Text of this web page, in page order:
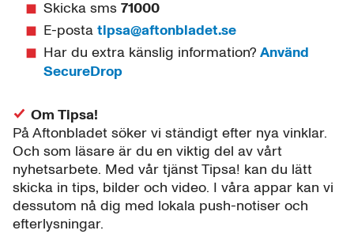
Skicka sms 71000
E-posta tipsa@aftonbladet.se
Har du extra känslig information? Använd
SecureDrop
Om Tipsa!
På Aftonbladet söker vi ständigt efter nya vinklar.
Och som läsare är du en viktig del av vårt
nyhetsarbete. Med vår tjänst Tipsa! kan du lätt
skicka in tips, bilder och video. I våra appar kan vi
dessutom nå dig med lokala push-notiser och
efterlysningar.